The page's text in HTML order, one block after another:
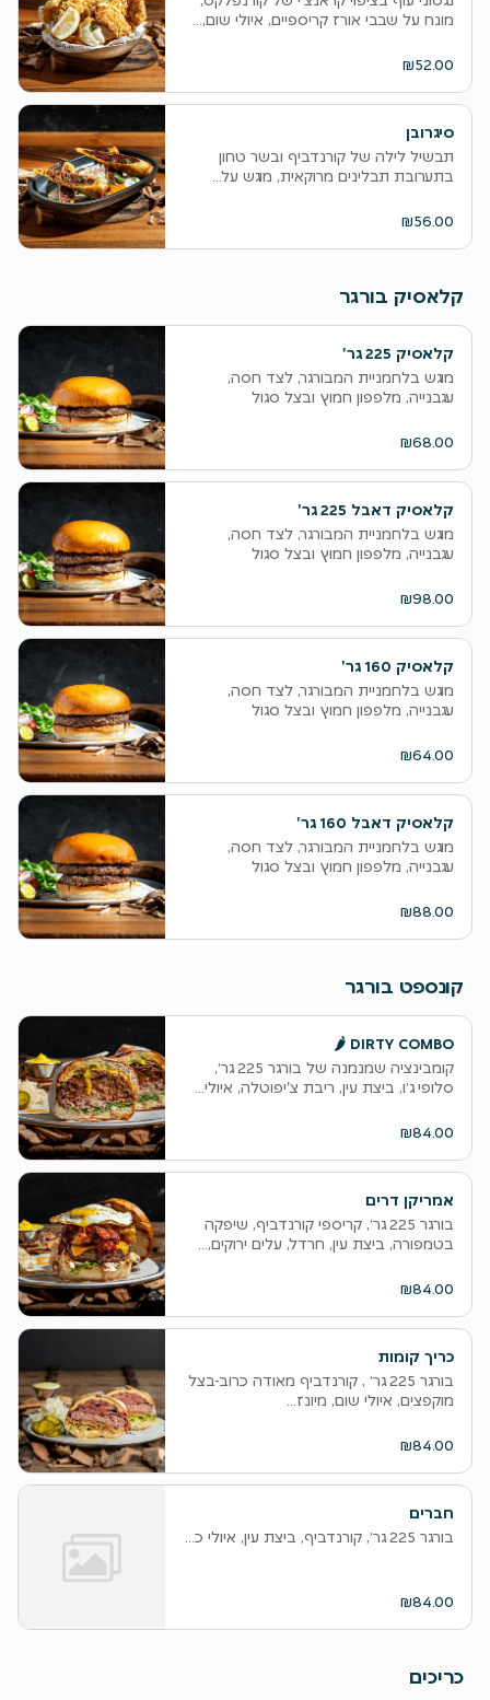
מונח על שבבי אורז קריספיים, איולי שום,...
₪52.00
סיגרובן
תבשיל לילה של קורנדביף ובשר טחון
בתערובת תבלינים מרוקאית, מוגש על...
₪56.00
קלאסיק בורגר
קלאסיק 225 גר'
מוגש בלחמניית המבורגר, לצד חסה,
עגבנייה, מלפפון חמוץ ובצל סגול
₪68.00
קלאסיק דאבל 225 גר'
מוגש בלחמניית המבורגר, לצד חסה,
עגבנייה, מלפפון חמוץ ובצל סגול
₪98.00
קלאסיק 160 גר'
מוגש בלחמניית המבורגר, לצד חסה,
עגבנייה, מלפפון חמוץ ובצל סגול
₪64.00
קלאסיק דאבל 160 גר'
מוגש בלחמניית המבורגר, לצד חסה,
עגבנייה, מלפפון חמוץ ובצל סגול
₪88.00
קונספט בורגר
DIRTY COMBO 🌶
קומבינציה שמנמנה של בורגר 225 גר׳,
סלופי ג׳ו, ביצת עין, ריבת צ'יפוטלה, איולי...
₪84.00
אמריקן דרים
בורגר 225 גר׳, קריספי קורנדביף, שיפקה
בטמפורה, ביצת עין, חרדל, עלים ירוקים,...
₪84.00
כריך קומות
בורגר 225 גר׳ , קורנדביף מאודה כרוב-בצל
מוקפצים, איולי שום, מיונז...
₪84.00
חברים
בורגר 225 גר׳, קורנדביף, ביצת עין, איולי כמהין, חסה, בצל, כרוב חמוץ וחמוצים.
₪84.00
כריכים